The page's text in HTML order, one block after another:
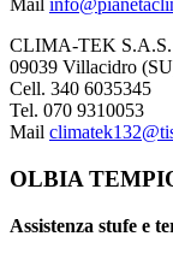
Mail
CLIMA-TEK S.A.S.
09039 Villacidro
Cell. 340 6035345
Tel. 070 9310053
Mail
OLBIA
Assistenza stufe e